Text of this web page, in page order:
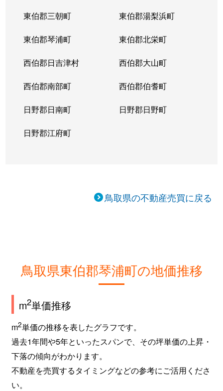
東伯郡三朝町 東伯郡湯梨浜町
東伯郡琴浦町 東伯郡北栄町
西伯郡日吉津村 西伯郡大山町
西伯郡南部町 西伯郡伯耆町
日野郡日南町 日野郡日野町
日野郡江府町
鳥取県の不動産売買に戻る
鳥取県東伯郡琴浦町の地価推移
m2単価推移
m2単価の推移を表したグラフです。
過去1年間や5年といったスパンで、その坪単価の上昇・
下落の傾向がわかります。
不動産を売買するタイミングなどの参考にご活用くださ
い。